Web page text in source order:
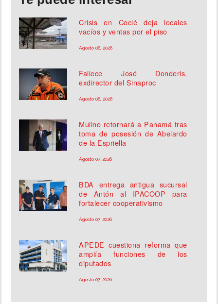
Crisis en Coclé deja locales
vacíos y ventas por el piso
Agosto 08, 2026
Fallece José Donderis,
exdirector del Sinaproc
Agosto 08, 2026
Mulino retornará a Panamá tras
toma de posesión de Abelardo
de la Espriella
Agosto 07, 2026
BDA entrega antigua sucursal
de Antón al IPACOOP para
fortalecer cooperativismo
Agosto 07, 2026
APEDE cuestiona reforma que
amplía funciones de los
diputados
Agosto 07, 2026